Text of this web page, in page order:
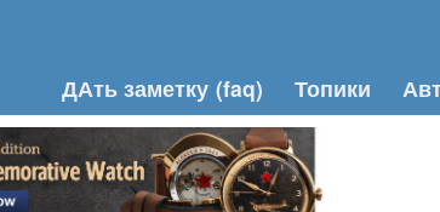
ДАть заметку (faq) Топики